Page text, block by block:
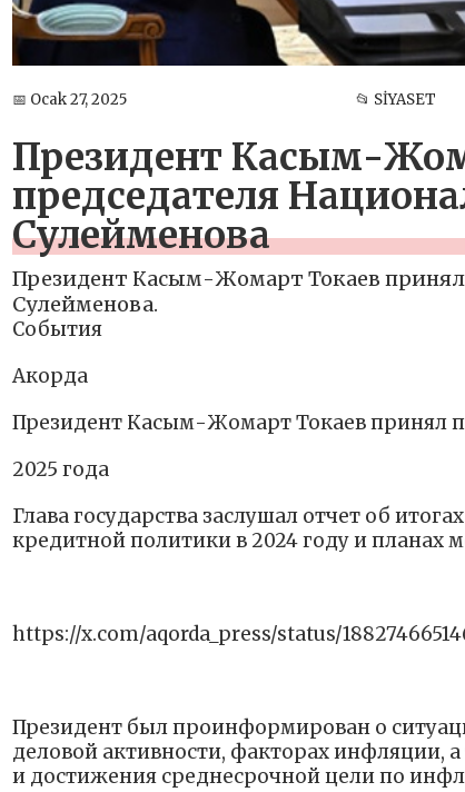
📅 Ocak 27, 2025 📂 SİYASET
Президент Касым-
председателя
Сулейменова
Президент Касым-Жомарт Токаев принял
Сулейменова.
События
Акорда
Президент Касым-Жомарт Токаев принял
2025 года
Глава государства заслушал отчет об
кредитной политики в 2024 году и планах
https://x.com/aqorda_press/status/
Президент был проинформирован о
деловой активности, факторах инфляции,
и достижения среднесрочной цели по